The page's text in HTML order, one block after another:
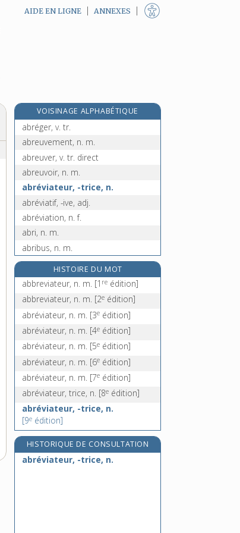
AIDE EN LIGNE ANNEXES
VOISINAGE ALPHABÉTIQUE
abrègement, n. m.
abréger, v. tr.
abreuvement, n. m.
abreuver, v. tr. direct
abreuvoir, n. m.
abréviateur, -trice, n.
abréviatif, -ive, adj.
abréviation, n. f.
abri, n. m.
abribus, n. m.
abricot, n. m.
abricotier, n. m.
HISTOIRE DU MOT
abbreviateur, n. m. [1 re édition]
abbreviateur, n. m. [2e édition]
abréviateur, n. m. [3e édition]
abréviateur, n. m. [4e édition]
abréviateur, n. m. [5e édition]
abréviateur, n. m. [6e édition]
abréviateur, n. m. [7e édition]
abréviateur, trice, n. [8e édition]
abréviateur, -trice, n.
[9e édition]
HISTORIQUE DE CONSULTATION
abréviateur, -trice, n.